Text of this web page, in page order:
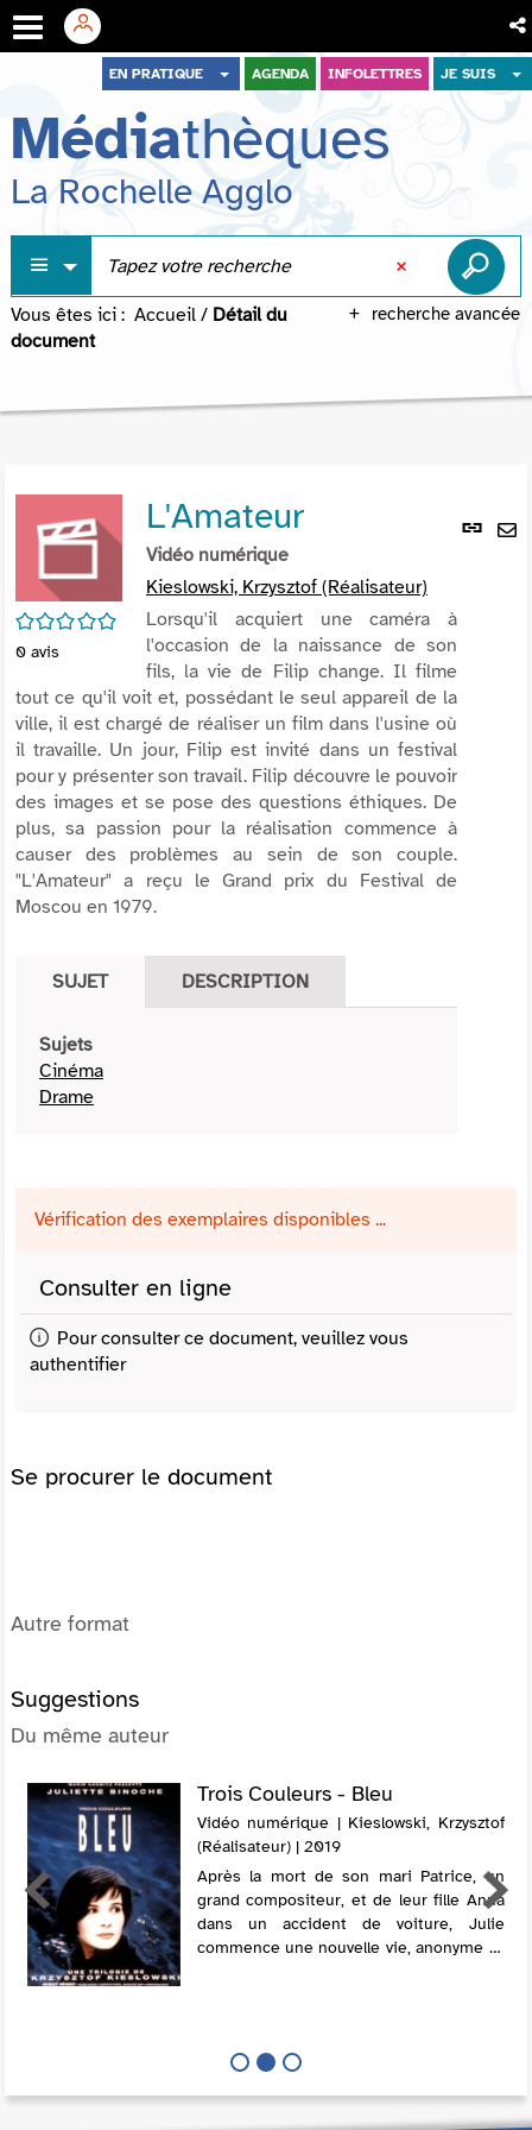
menu
contenu
recherche
EN PRATIQUE AGENDA INFOLETTRES JE SUIS
Médiathèques
La Rochelle Agglo
recherche avancée
Vous êtes ici : Accueil / Détail du
document
Lien
/5
0 avis
L'Amateur
Vidéo numérique
Kieslowski, Krzysztof (Réalisateur)
Lorsqu'il acquiert une caméra à
l'occasion de la naissance de son
fils, la vie de Filip change. Il filme
tout ce qu'il voit et, possédant le seul appareil de la
ville, il est chargé de réaliser un film dans l'usine où
il travaille. Un jour, Filip est invité dans un festival
pour y présenter son travail. Filip découvre le pouvoir
des images et se pose des questions éthiques. De
plus, sa passion pour la réalisation commence à
causer des problèmes au sein de son couple.
"L'Amateur" a reçu le Grand prix du Festival de
Moscou en 1979.
SUJET DESCRIPTION
Sujets
Cinéma
Drame
Vérification des exemplaires disponibles ...
Consulter en ligne
Pour consulter ce document, veuillez vous
authentifier
Se procurer le document
Autre format
Suggestions
Du même auteur
Trois Couleurs - Bleu
Vidéo numérique | Kieslowski, Krzysztof
(Réalisateur) | 2019
Après la mort de son mari Patrice, un
grand compositeur, et de leur fille Anna
dans un accident de voiture, Julie
commence une nouvelle vie, anonyme et